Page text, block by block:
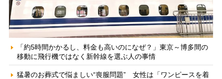
「約5時間かかるし、料金も高いのになぜ？」東京～博多間の
移動に飛行機ではなく新幹線を選ぶ人の事情
猛暑のお葬式で悩ましい“喪服問題” 女性は「ワンピースを着